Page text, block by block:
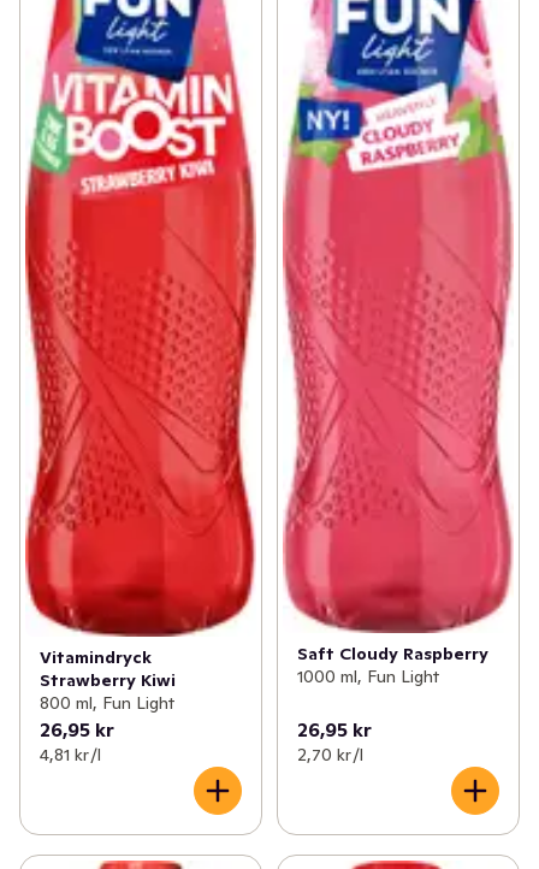
Vitamindryck
Strawberry Kiwi
800 ml, Fun Light
26,95 kr
4,81 kr /l
Saft Cloudy Raspberry
1000 ml, Fun Light
26,95 kr
2,70 kr /l